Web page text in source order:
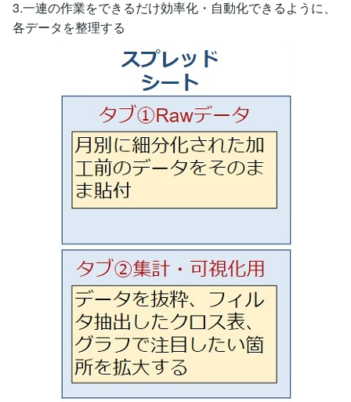
3.一連の作業をできるだけ効率化・自動化できるように、
各データを整理する